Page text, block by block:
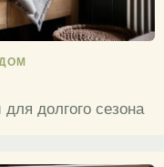
долгого сезона